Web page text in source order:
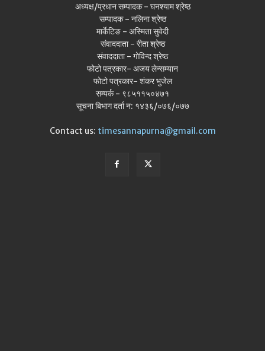
अध्यक्ष/प्रधान सम्पादक - घनश्याम श्रेष्ठ
सम्पादक - नलिना श्रेष्ठ
मार्केटिङ - अस्मिता सुवेदी
संवाददाता - रीता श्रेष्ठ
संवाददाता - गोविन्द श्रेष्ठ
फोटो पत्रकार- अजय लेन्सम्यान
फोटो पत्रकार- शंकर भुजेल
सम्पर्क - ९८५११५०४७१
सूचना बिभाग दर्ता न: १४३६/०७६/०७७
Contact us: timesannapurna@gmail.com